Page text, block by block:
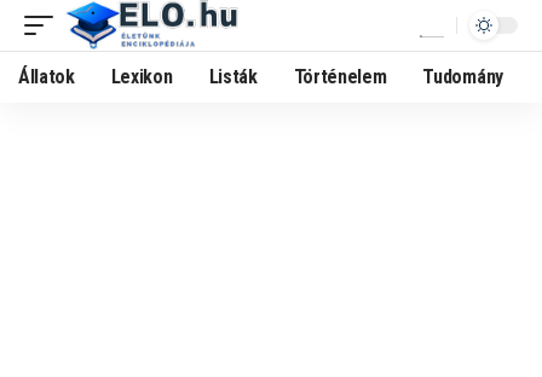
Állatok Lexikon Listák Történelem Tudomány